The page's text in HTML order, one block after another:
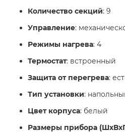
Количество секций: 9
Управление:
Режимы нагрева: 4
Термостат: встроенный
Защита от перегрева:
Тип установки:
Цвет корпуса: белый
Размеры прибора